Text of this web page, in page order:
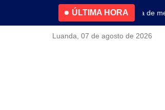
ÚLTIMA HORA
4.2% no primeiro trimestreNova linha de
Luanda, 07 de agosto de 2026